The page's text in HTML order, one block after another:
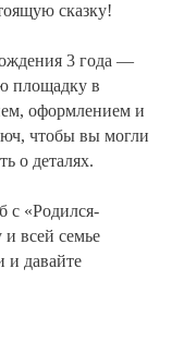
сказку!
3 года —
площадку в
оформлением и
чтобы вы могли
о деталях.
с «Родился-
всей семье
и давайте